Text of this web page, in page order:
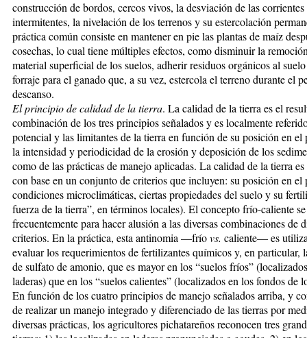
construcción de bordos, cercos vivos, la desviación de las corrientes
intermitentes, la nivelación de los terrenos y su estercolación
práctica común consiste en mantener en pie las plantas de maíz
cosechas, lo cual tiene múltiples efectos, como disminuir la
material superficial de los suelos, adherir residuos orgánicos al
forraje para el ganado que, a su vez, estercola el terreno durante el
descanso.
El principio de calidad de la tierra. La calidad de la tierra es el
combinación de los tres principios señalados y es localmente
potencial y las limitantes de la tierra en función de su posición en el
la intensidad y periodicidad de la erosión y deposición de los
como de las prácticas de manejo aplicadas. La calidad de la tierra
con base en un conjunto de criterios que incluyen: su posición en el
condiciones microclimáticas, ciertas propiedades del suelo y su
fuerza de la tierra”, en términos locales). El concepto frío-caliente
frecuentemente para hacer alusión a las diversas combinaciones de
criterios. En la práctica, esta antinomia —fríovs. caliente— es
evaluar los requerimientos de fertilizantes químicos y, en particular,
de sulfato de amonio, que es mayor en los “suelos fríos”
laderas) que en los “suelos calientes” (localizados en los fondos de
En función de los cuatro principios de manejo señalados arriba, y
de realizar un manejo integrado y diferenciado de las tierras por
diversas prácticas, los agricultores pichatareños reconocen tres